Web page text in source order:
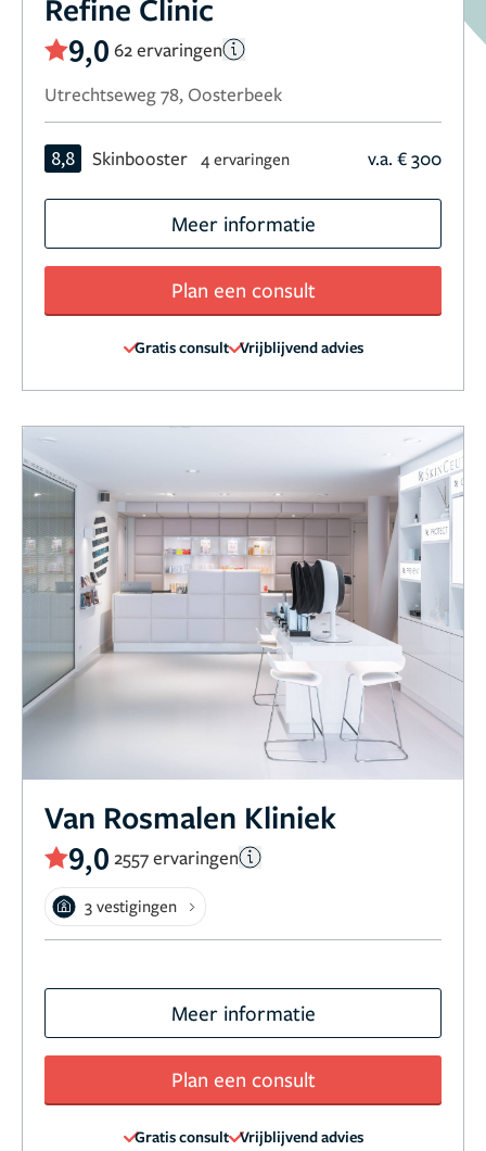
Refine Clinic
9,0 62 ervaringen
Utrechtseweg 78, Oosterbeek
8,8 Skinbooster 4 ervaringen v.a. € 300
Meer informatie
Plan een consult
Gratis consult Vrijblijvend advies
Van Rosmalen Kliniek
9,0 2557 ervaringen
3 vestigingen
Meer informatie
Plan een consult
Gratis consult Vrijblijvend advies